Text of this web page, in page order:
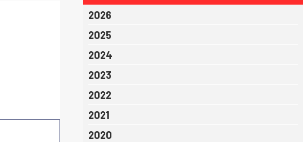
2026
2025
2024
2023
2022
2021
2020